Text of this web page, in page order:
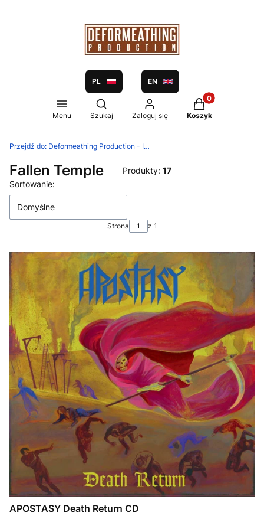
PL EN
Menu
Otwórz wyszukiwarkę
Szukaj Zaloguj się
Produkty w
Koszyk
Przejdź do: Deformeathing Production - Independent label and distribution since 2005
Fallen Temple Produkty: 17
Lista produktów
Sortowanie:
Domyślne
Strona z 1
APOSTASY Death Return CD